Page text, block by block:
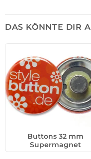
DAS KÖNNTE DIR
Buttons 32 mm
Supermagnet